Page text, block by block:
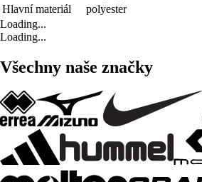
Hlavní materiál
polyester
Loading...
Loading...
Všechny naše značky